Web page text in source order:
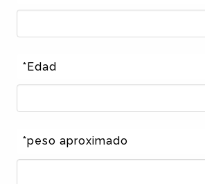
*Edad
*peso aproximado